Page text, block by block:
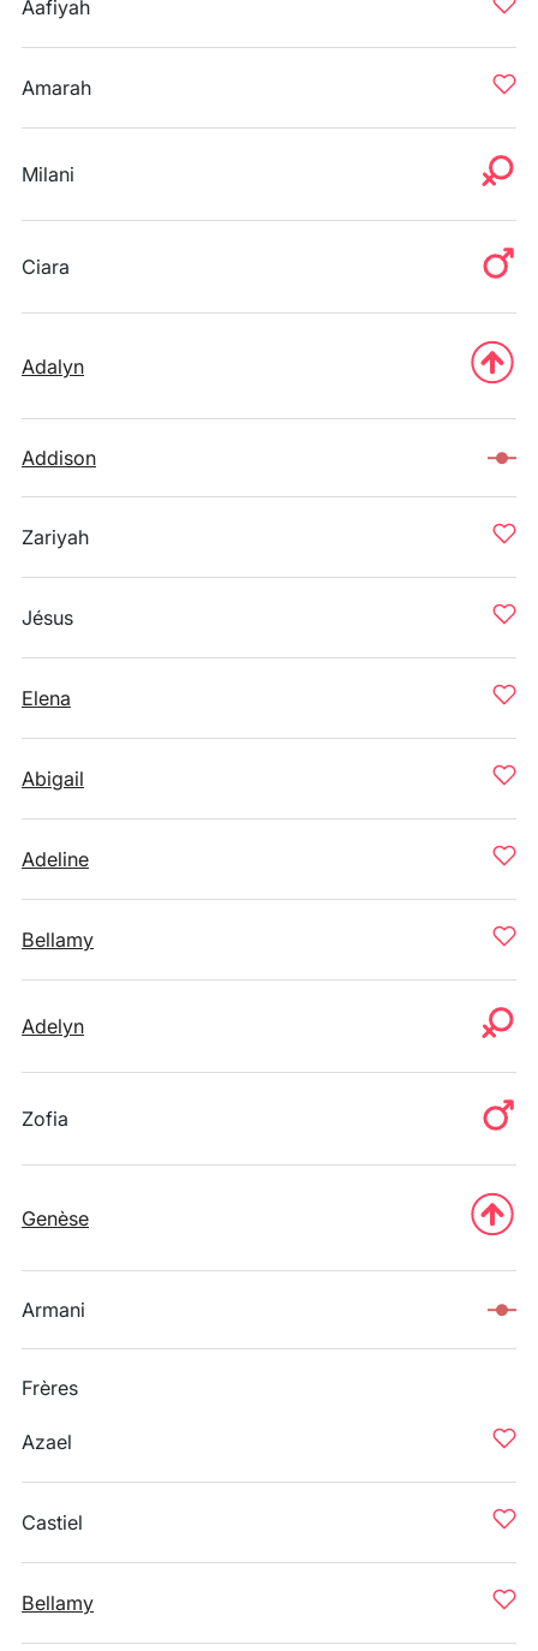
Aafiyah
Amarah
Milani
Ciara
Adalyn
Addison
Zariyah
Jésus
Elena
Abigail
Adeline
Bellamy
Adelyn
Zofia
Genèse
Armani
Frères
Azael
Castiel
Bellamy